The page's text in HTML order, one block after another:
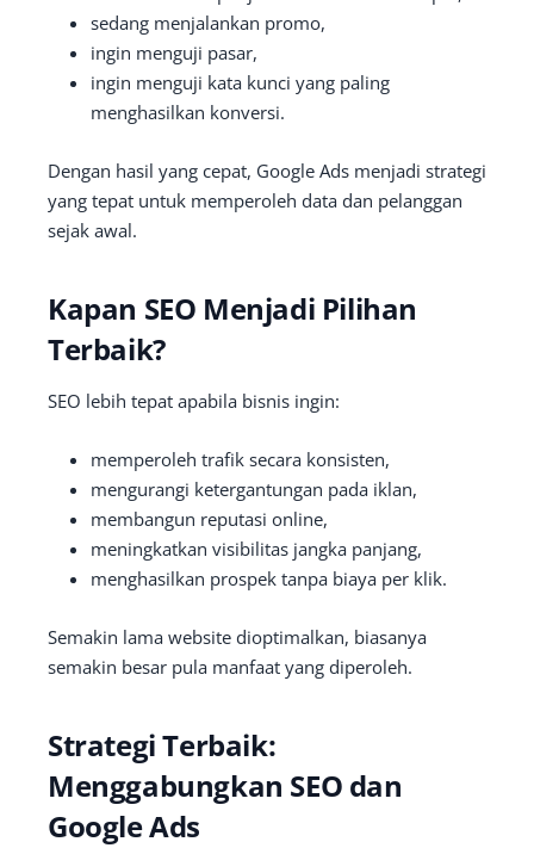
sedang menjalankan promo,
ingin menguji pasar,
ingin menguji kata kunci yang paling
menghasilkan konversi.
Dengan hasil yang cepat, Google Ads menjadi strategi
yang tepat untuk memperoleh data dan pelanggan
sejak awal.
Kapan SEO Menjadi Pilihan
Terbaik?
SEO lebih tepat apabila bisnis ingin:
memperoleh trafik secara konsisten,
mengurangi ketergantungan pada iklan,
membangun reputasi online,
meningkatkan visibilitas jangka panjang,
menghasilkan prospek tanpa biaya per klik.
Semakin lama website dioptimalkan, biasanya
semakin besar pula manfaat yang diperoleh.
Strategi Terbaik:
Menggabungkan SEO dan
Google Ads